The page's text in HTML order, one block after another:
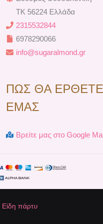
TK 56224 Ελλάδα
2315532844
6978290066
info@sugaralmond.gr
ΠΩΣ ΘΑ
ΕΜΑΣ
Βρείτε μας στο Google
Είδη πάρτυ